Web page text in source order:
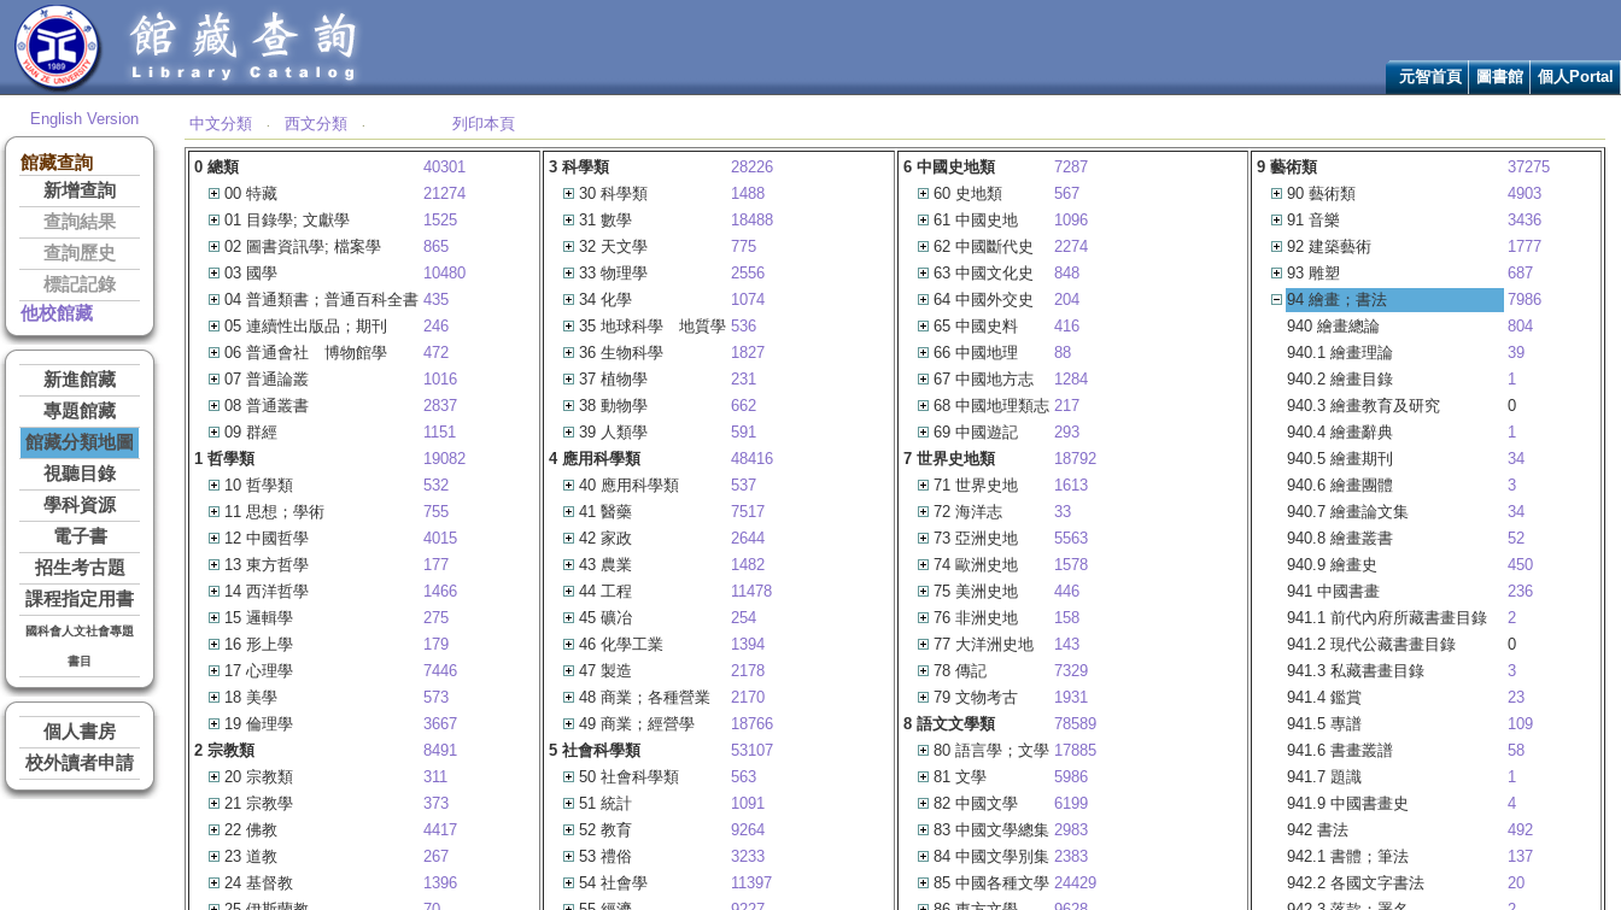
元智首頁 圖書館 個人Portal
English Version
館藏查詢
新增查詢
查詢結果
查詢歷史
標記記錄
他校館藏
新進館藏
專題館藏
館藏分類地圖
視聽目錄
學科資源
電子書
招生考古題
課程指定用書
國科會人文社會專題
書目
個人書房
校外讀者申請
中文分類 ‧ 西文分類 ‧ 列印本頁
0 總類
40301
00 特藏
21274
01 目錄學; 文獻學
1525
02 圖書資訊學; 檔案學
865
03 國學
10480
04 普通類書；普通百科全書 435
05 連續性出版品；期刊
246
06 普通會社 博物館學
472
07 普通論叢
1016
08 普通叢書
2837
09 群經
1151
1 哲學類
19082
10 哲學類
532
11 思想；學術
755
12 中國哲學
4015
13 東方哲學
177
14 西洋哲學
1466
15 邏輯學
275
16 形上學
179
17 心理學
7446
18 美學
573
19 倫理學
3667
2 宗教類
8491
20 宗教類
311
21 宗教學
373
22 佛教
4417
23 道教
267
24 基督教
1396
3 科學類
28226
30 科學類
1488
31 數學
18488
32 天文學
775
33 物理學
2556
34 化學
1074
35 地球科學 地質學 536
36 生物科學
1827
37 植物學
231
38 動物學
662
39 人類學
591
4 應用科學類
48416
40 應用科學類
537
41 醫藥
7517
42 家政
2644
43 農業
1482
44 工程
11478
45 礦冶
254
46 化學工業
1394
47 製造
2178
48 商業；各種營業
2170
49 商業；經營學
18766
5 社會科學類
53107
50 社會科學類
563
51 統計
1091
52 教育
9264
53 禮俗
3233
54 社會學
11397
6 中國史地類
7287
60 史地類
567
61 中國史地
1096
62 中國斷代史
2274
63 中國文化史
848
64 中國外交史
204
65 中國史料
416
66 中國地理
88
67 中國地方志
1284
68 中國地理類志 217
69 中國遊記
293
7 世界史地類
18792
71 世界史地
1613
72 海洋志
33
73 亞洲史地
5563
74 歐洲史地
1578
75 美洲史地
446
76 非洲史地
158
77 大洋洲史地
143
78 傳記
7329
79 文物考古
1931
8 語文文學類
78589
80 語言學；文學 17885
81 文學
5986
82 中國文學
6199
83 中國文學總集 2983
84 中國文學別集 2383
85 中國各種文學 24429
9 藝術類
37275
90 藝術類
4903
91 音樂
3436
92 建築藝術
1777
93 雕塑
687
94 繪畫；書法
7986
940 繪畫總論
804
940.1 繪畫理論
39
940.2 繪畫目錄
1
940.3 繪畫教育及研究
0
940.4 繪畫辭典
1
940.5 繪畫期刊
34
940.6 繪畫團體
3
940.7 繪畫論文集
34
940.8 繪畫叢書
52
940.9 繪畫史
450
941 中國書畫
236
941.1 前代內府所藏書畫目錄
2
941.2 現代公藏書畫目錄
0
941.3 私藏書畫目錄
3
941.4 鑑賞
23
941.5 專譜
109
941.6 書畫叢譜
58
941.7 題識
1
941.9 中國書畫史
4
942 書法
492
942.1 書體；筆法
137
942.2 各國文字書法
20